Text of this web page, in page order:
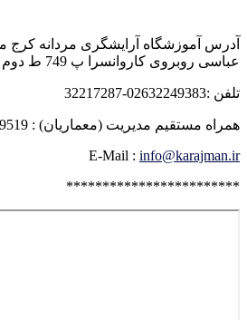
آدرس آموزشگاه آرایشگری مردانه کرج
عباسی روبروی کاروانسرا پ 749 ط دوم
تلفن :02632249383-32217287
همراه مستقیم مدیریت (معماریان) : 09123259519
E-Mail : info@karajman.ir
************************